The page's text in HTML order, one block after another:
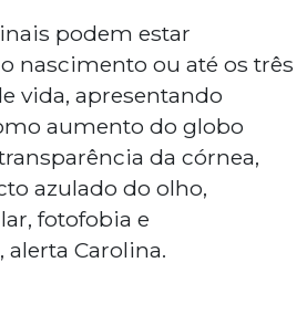
podem estar
nascimento ou até os três
vida, apresentando
aumento do globo
da córnea,
azulado do olho,
fotofobia e
Carolina.